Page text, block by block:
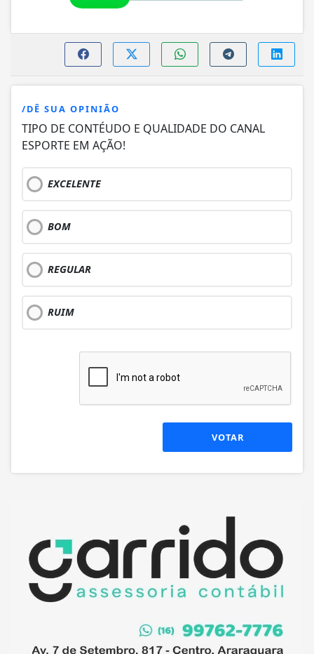
/DÊ SUA OPINIÃO
TIPO DE CONTÉUDO E QUALIDADE DO CANAL
ESPORTE EM AÇÃO!
EXCELENTE
BOM
REGULAR
RUIM
VOTAR